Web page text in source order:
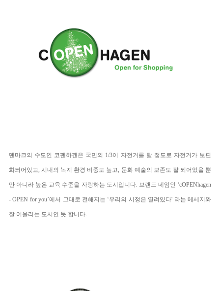
덴마크의 수도인 코펜하겐은 국민의 1/3이 자전거를 탈 정도로 자전거가 보편
화되어있고, 시내의 녹지 환경 비중도 높고, 문화 예술의 보존도 잘 되어있을 뿐
만 아니라 높은 교육 수준을 자랑하는 도시입니다. 브랜드 네임인 ‘cOPENhagen
- OPEN for you’에서 그대로 전해지는 ‘우리의 시정은 열려있다' 라는 메세지와
잘 어울리는 도시인 듯 합니다.